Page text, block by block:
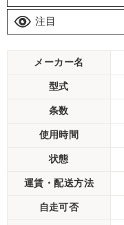
注目
メーカー名
型式
条数
使用時間
状態
運賃・配送方法
自走可否